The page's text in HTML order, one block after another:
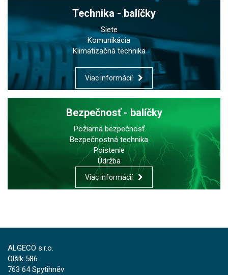
Technika - balíčky
Siete
Komunikácia
Klimatizačná technika
Viac informácií
Bezpečnosť - balíčky
Požiarna bezpečnosť
Bezpečnostná technika
Poistenie
Údržba
Viac informácií
ALGECO s.r.o.
Olšík 586
763 64 Spytihněv